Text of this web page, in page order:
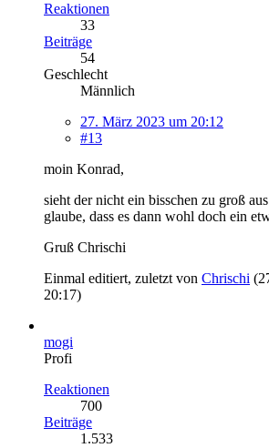
Reaktionen
33
Beiträge
54
Geschlecht
Männlich
27. März 2023 um 20:12
#13
moin Konrad,
sieht der nicht ein bisschen zu groß
glaube, dass es dann wohl doch ein
Gruß Chrischi
Einmal editiert, zuletzt von Chrischi (
20:17)
mogi
Profi
Reaktionen
700
Beiträge
1.533